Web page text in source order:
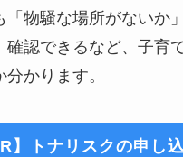
「物騒な場所がないか
確認できるなど、子育
分かります。
】トナリスクの申し